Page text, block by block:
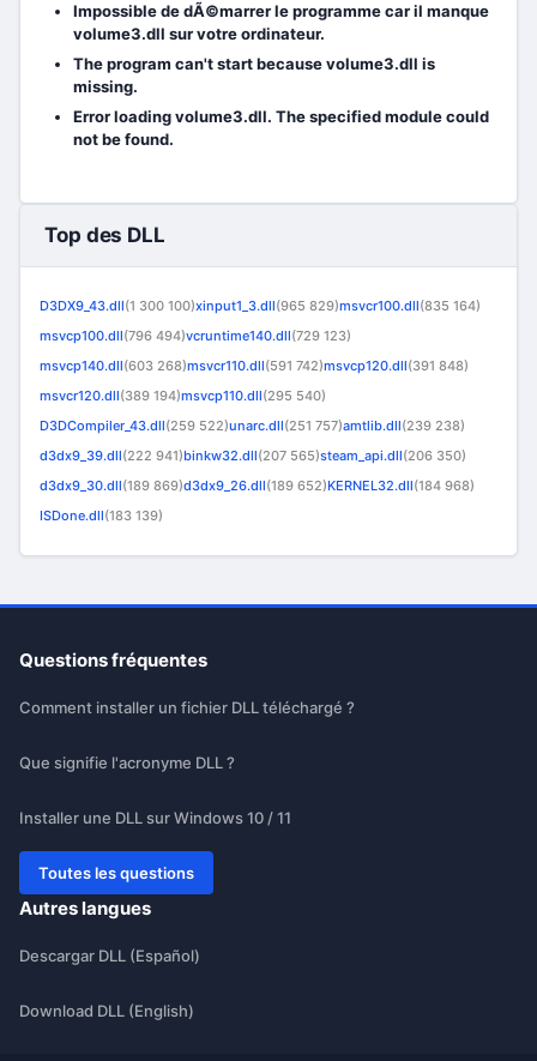
Impossible de dÃ©marrer le programme car il manque
volume3.dll sur votre ordinateur.
The program can't start because volume3.dll is
missing.
Error loading volume3.dll. The specified module could
not be found.
Top des DLL
D3DX9_43.dll(1 300 100)xinput1_3.dll(965 829)msvcr100.dll(835 164)
msvcp100.dll(796 494)vcruntime140.dll(729 123)
msvcp140.dll(603 268)msvcr110.dll(591 742)msvcp120.dll(391 848)
msvcr120.dll(389 194)msvcp110.dll(295 540)
D3DCompiler_43.dll(259 522)unarc.dll(251 757)amtlib.dll(239 238)
d3dx9_39.dll(222 941)binkw32.dll(207 565)steam_api.dll(206 350)
d3dx9_30.dll(189 869)d3dx9_26.dll(189 652)KERNEL32.dll(184 968)
ISDone.dll(183 139)
Questions fréquentes
Comment installer un fichier DLL téléchargé ?
Que signifie l'acronyme DLL ?
Installer une DLL sur Windows 10 / 11
Toutes les questions
Autres langues
Descargar DLL (Español)
Download DLL (English)